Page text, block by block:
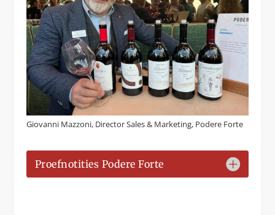
Giovanni Mazzoni, Director Sales & Marketing, Podere Forte
Proefnotities Podere Forte